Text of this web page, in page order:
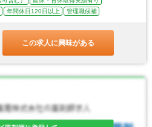
年間休日120日以上 管理職候補
この求人に興味がある